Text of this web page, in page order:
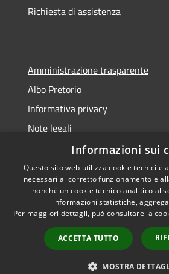
Richiesta di assistenza
Amministrazione trasparente
Albo Pretorio
Informativa privacy
Note legali
Dichiarazione di accessibilità
RSS
Accessibilità
Informazioni sui
Questo sito web utilizza cookie tecnici e
necessari al corretto funzionamento e
nonché un cookie tecnico analitico al
informazioni statistiche,
Per maggiori dettagli, può consultare la
ACCETTA TUTTO
MOSTRA